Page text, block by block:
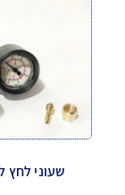
שעוני לחץ